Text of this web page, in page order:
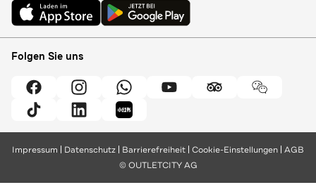
Folgen Sie uns
Impressum Datenschutz Barrierefreiheit Cookie-Einstellungen AGB
© OUTLETCITY AG